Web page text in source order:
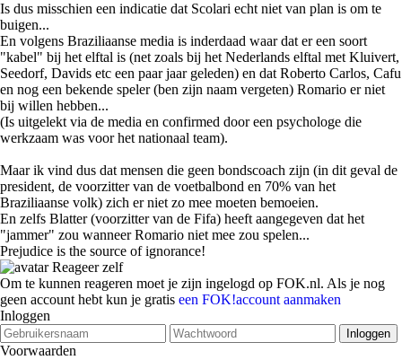
Is dus misschien een indicatie dat Scolari echt niet van plan is om te
buigen...
En volgens Braziliaanse media is inderdaad waar dat er een soort
"kabel" bij het elftal is (net zoals bij het Nederlands elftal met Kluivert,
Seedorf, Davids etc een paar jaar geleden) en dat Roberto Carlos, Cafu
en nog een bekende speler (ben zijn naam vergeten) Romario er niet
bij willen hebben...
(Is uitgelekt via de media en confirmed door een psychologe die
werkzaam was voor het nationaal team).
Maar ik vind dus dat mensen die geen bondscoach zijn (in dit geval de
president, de voorzitter van de voetbalbond en 70% van het
Braziliaanse volk) zich er niet zo mee moeten bemoeien.
En zelfs Blatter (voorzitter van de Fifa) heeft aangegeven dat het
"jammer" zou wanneer Romario niet mee zou spelen...
Prejudice is the source of ignorance!
Reageer zelf
Om te kunnen reageren moet je zijn ingelogd op FOK.nl. Als je nog
geen account hebt kun je gratis een FOK!account aanmaken
Inloggen
Voorwaarden